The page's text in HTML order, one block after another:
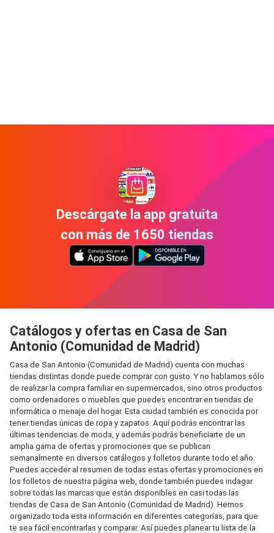
Descárgate la app gratuita
con más de 1650 tiendas
Catálogos y ofertas en Casa de San
Antonio (Comunidad de Madrid)
Casa de San Antonio (Comunidad de Madrid) cuenta con muchas
tiendas distintas donde puede comprar con gusto. Y no hablamos sólo
de realizar la compra familiar en supermercados, sino otros productos
como ordenadores o muebles que puedes encontrar en tiendas de
informática o menaje del hogar. Esta ciudad también es conocida por
tener tiendas únicas de ropa y zapatos. Aquí podrás encontrar las
últimas tendencias de moda, y además podrás beneficiarte de un
amplia gama de ofertas y promociones que se publican
semanalmente en diversos catálogos y folletos durante todo el año.
Puedes acceder al resumen de todas estas ofertas y promociones en
los folletos de nuestra página web, donde también puedes indagar
sobre todas las marcas que están disponibles en casi todas las
tiendas de Casa de San Antonio (Comunidad de Madrid). Hemos
organizado toda esta información en diferentes categorías, para que
te sea fácil encontrarlas y comparar. Así puedes planear tu lista de la